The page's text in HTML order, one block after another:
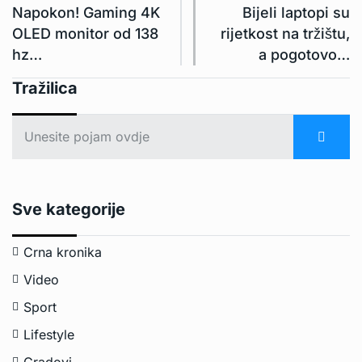
Napokon! Gaming 4K
OLED monitor od 138
hz…
Bijeli laptopi su
rijetkost na tržištu,
a pogotovo…
Tražilica
Sve kategorije
Crna kronika
Video
Sport
Lifestyle